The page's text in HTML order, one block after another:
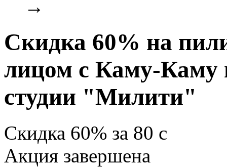
→
Скидка 60% на
лицом с Каму-Каму
студии "Милити"
Скидка 60% за 80 c
Акция завершена